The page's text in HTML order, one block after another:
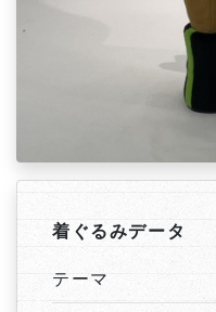
着ぐるみデータ
テーマ